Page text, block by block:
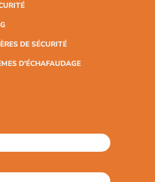
DE SÉCURITÉ
D'ÉCHAFAUDAGE